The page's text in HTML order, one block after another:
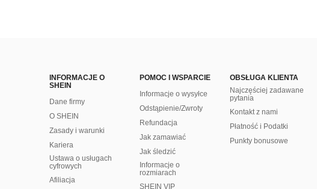
INFORMACJE O
SHEIN
Dane firmy
O SHEIN
Zasady i warunki
Kariera
Ustawa o usługach
cyfrowych
Afiliacja
POMOC I WSPARCIE
Informacje o wysyłce
Odstąpienie/Zwroty
Refundacja
Jak zamawiać
Jak śledzić
Informacje o
rozmiarach
SHEIN VIP
OBSŁUGA KLIENTA
Najczęściej zadawane
pytania
Kontakt z nami
Płatność i Podatki
Punkty bonusowe